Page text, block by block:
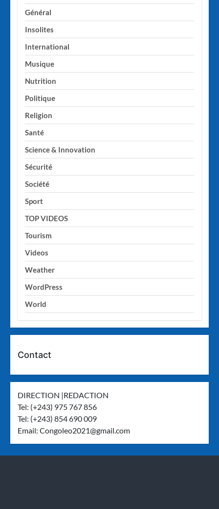
Général
Insolites
International
Musique
Nutrition
Politique
Religion
Santé
Science & Innovation
Sécurité
Société
Sport
TOP VIDEOS
Tourism
Videos
Weather
WordPress
World
Contact
DIRECTION |REDACTION
Tel: (+243) 975 767 856
Tel: (+243) 854 690 009
Email:Congoleo2021@gmail.com